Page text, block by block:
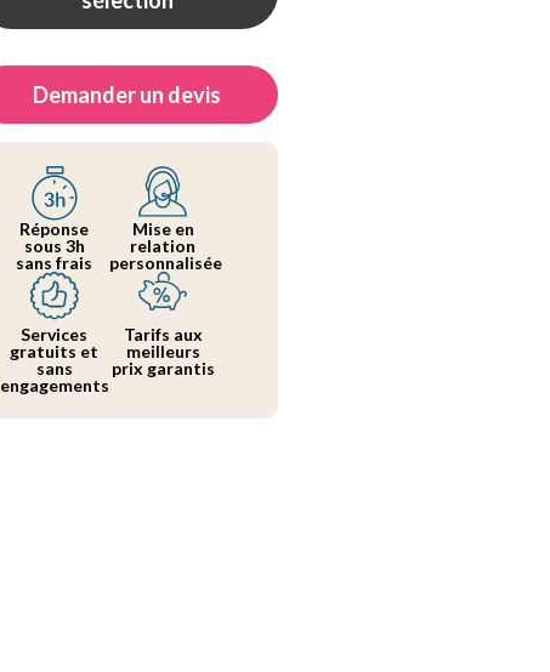
Demander un devis
Réponse
sous 3h
sans frais
Mise en
relation
personnalisée
Services
gratuits et
sans
engagements
Tarifs aux
meilleurs
prix garantis